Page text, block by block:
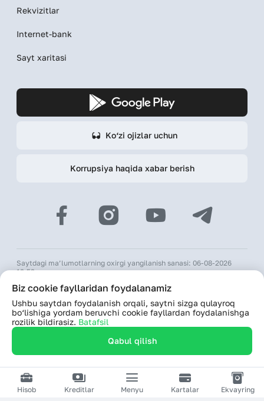
Hisob Kreditlar Menyu Kartalar Ekvayring
Rekvizitlar
Internet-bank
Sayt xaritasi
Ko‘zi ojizlar uchun
Korrupsiya haqida xabar berish
Saytdagi ma’lumotlarning oxirgi yangilanish sanasi: 06-08-2026
12:53
© 2026 «Hamkorbank» ATB
O‘zR MBning 31-avgust 1991-yildagi 64-sonli litsenziyasi
Saytdagi ma’lumotlardan foydalanilganda hamkorbank.uz veb-
saytiga havolani biriktirish majburiy
Saytdan foydalanishda davom etish orqali, shaxsiy ma’lumotlarimni
Biz cookie fayllaridan foydalanamiz
Ushbu saytdan foydalanish orqali, saytni sizga qulayroq
bo‘lishiga yordam beruvchi cookie fayllardan foydalanishga
rozilik bildirasiz. Batafsil
Qabul qilish